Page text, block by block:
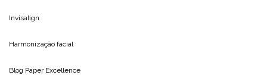
Invisalign
Harmonização facial
Blog Paper Excellence